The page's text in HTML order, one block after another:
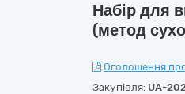
Набір для
(метод
Оголошення
Закупівля: UA-